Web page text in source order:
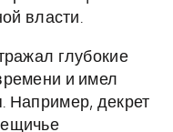
власти.
глубокие
и имел
Например, декрет